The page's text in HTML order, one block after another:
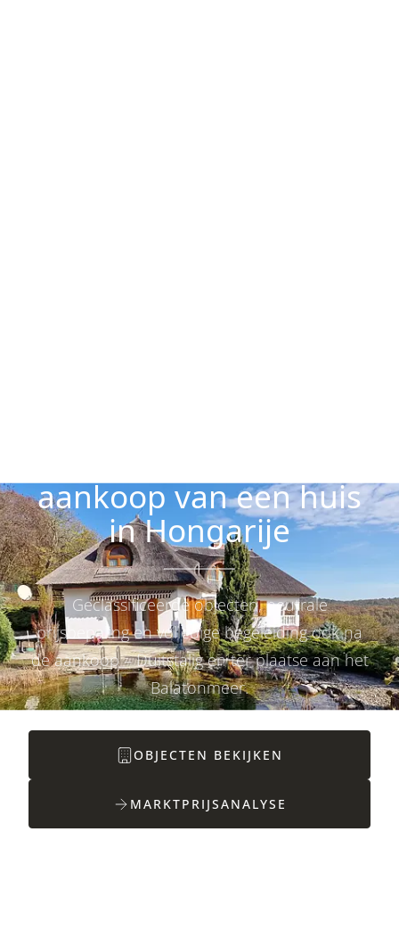
aankoop van een huis
in Hongarije
Geclassificeerde objecten, neutrale
prijsbepaling en volledige begeleiding ook na
de aankoop – Duitstalig en ter plaatse aan het
Balatonmeer.
OBJECTEN BEKIJKEN
MARKTPRIJSANALYSE